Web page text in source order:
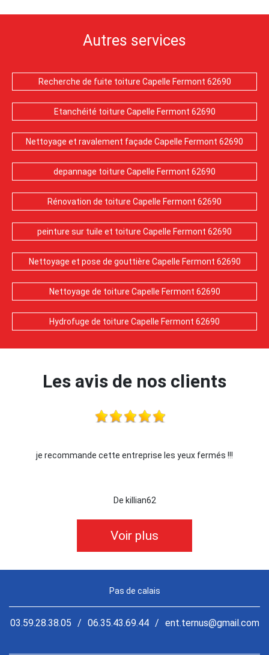
Autres services
Recherche de fuite toiture Capelle Fermont 62690
Etanchéité toiture Capelle Fermont 62690
Nettoyage et ravalement façade Capelle Fermont 62690
depannage toiture Capelle Fermont 62690
Rénovation de toiture Capelle Fermont 62690
peinture sur tuile et toiture Capelle Fermont 62690
Nettoyage et pose de gouttière Capelle Fermont 62690
Nettoyage de toiture Capelle Fermont 62690
Hydrofuge de toiture Capelle Fermont 62690
Les avis de nos clients
je recommande cette entreprise les yeux fermés !!!
De killian62
Voir plus
Pas de calais
03.59.28.38.05 / 06.35.43.69.44 / ent.ternus@gmail.com